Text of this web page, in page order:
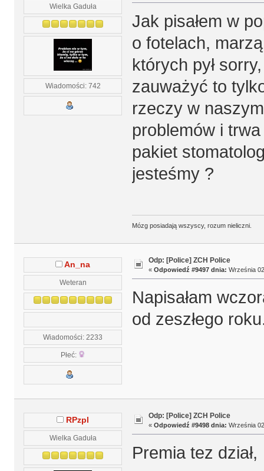
Wielka Gaduła
Wiadomości: 742
Jak pisałem w
o fotelach,
których pył
zauważyć to
rzeczy w
problemów i
pakiet
jesteśmy ?
Mózg posiadają wszyscy, rozum nieliczni.
An_na
Weteran
Wiadomości: 2233
Płeć:
Odp: [Police] ZCH Police
« Odpowiedź #9497 dnia: Września
Napisałam
od zeszłego
RPzpl
Wielka Gaduła
Odp: [Police] ZCH Police
« Odpowiedź #9498 dnia: Września
Premia tez